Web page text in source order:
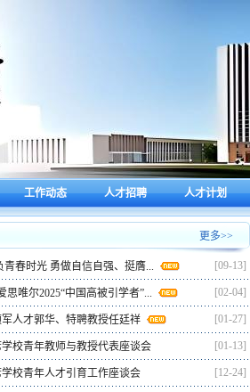
工作动态 人才招聘 人才计划
更多>>
青春时光 勇做自信自强、挺膺... [09-13]
思唯尔2025“中国高被引学者”... [02-04]
人才郭华、特聘教授任廷祥 [01-27]
校青年教师与教授代表座谈会 [01-13]
校青年人才引育工作座谈会 [12-24]